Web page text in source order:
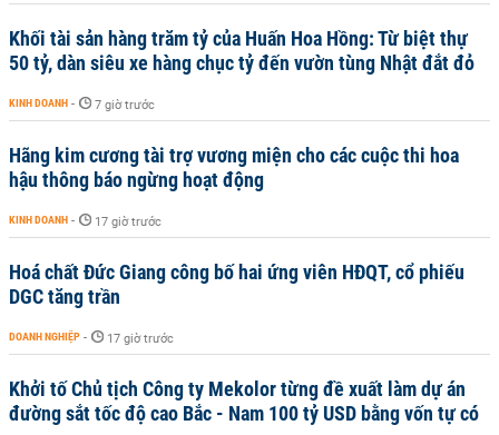
Khối tài sản hàng trăm tỷ của Huấn Hoa Hồng: Từ biệt thự
50 tỷ, dàn siêu xe hàng chục tỷ đến vườn tùng Nhật đắt đỏ
KINH DOANH - 7 giờ trước
Hãng kim cương tài trợ vương miện cho các cuộc thi hoa
hậu thông báo ngừng hoạt động
KINH DOANH - 17 giờ trước
Hoá chất Đức Giang công bố hai ứng viên HĐQT, cổ phiếu
DGC tăng trần
DOANH NGHIỆP - 17 giờ trước
Khởi tố Chủ tịch Công ty Mekolor từng đề xuất làm dự án
đường sắt tốc độ cao Bắc - Nam 100 tỷ USD bằng vốn tự có